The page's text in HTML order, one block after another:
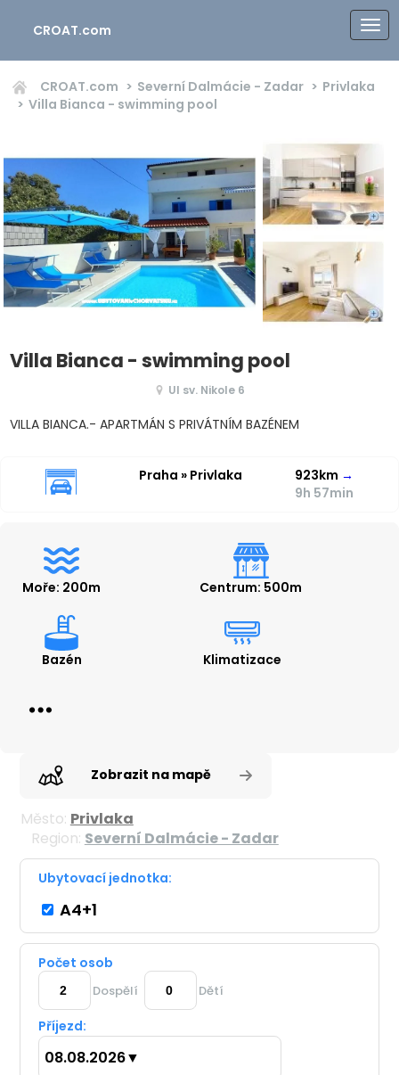
CROAT.com
CROAT.com Severní Dalmácie - Zadar
Privlaka
Villa Bianca - swimming pool
Villa Bianca - swimming pool
Ul sv. Nikole 6
VILLA BIANCA.- APARTMÁN S PRIVÁTNÍM BAZÉNEM
Praha » Privlaka 923km →
9h 57min
Moře: 200m Centrum: 500m
Bazén Klimatizace
Zobrazit na mapě
Město: Privlaka
Region: Severní Dalmácie - Zadar
Ubytovací jednotka:
A4+1
Počet osob
Dospělí Dětí
Příjezd:
08.08.2026▼